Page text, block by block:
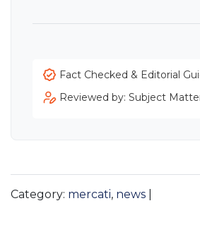
Fact Checked & Editorial
Reviewed by: Subject
Category: mercati, news